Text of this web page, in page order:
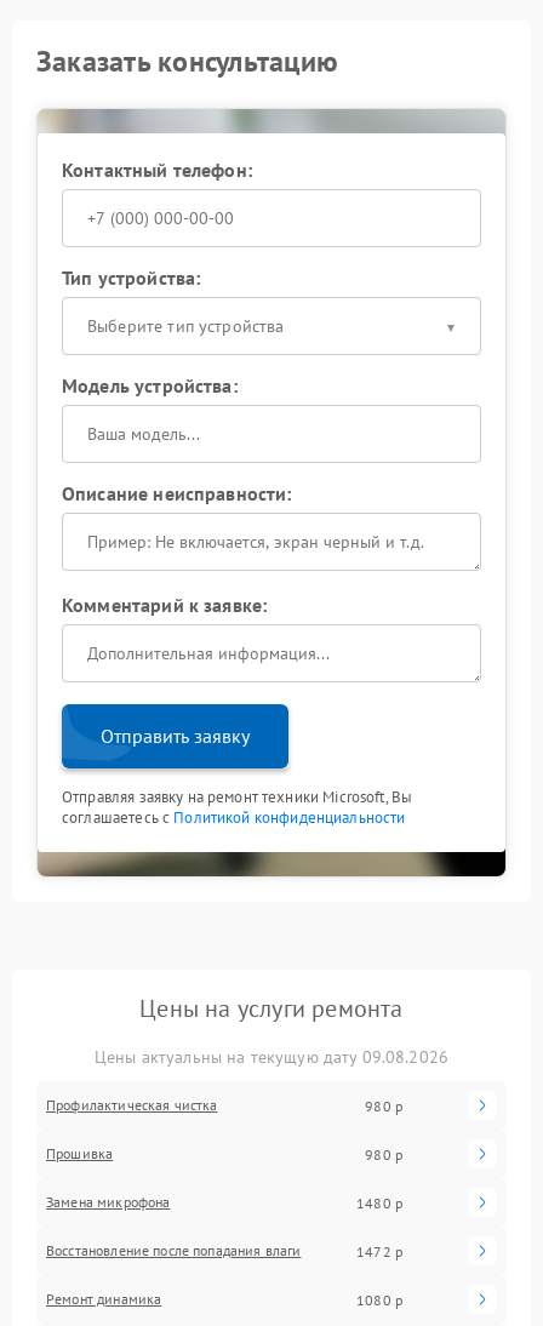
Заказать консультацию
Контактный телефон:
Тип устройства:
Выберите тип устройства
Модель устройства:
Описание неисправности:
Комментарий к заявке:
Отправить заявку
Отправляя заявку на ремонт техники Microsoft, Вы
соглашаетесь с Политикой конфиденциальности
Цены на услуги ремонта
Цены актуальны на текущую дату 09.08.2026
Профилактическая чистка 980 р
Прошивка 980 р
Замена микрофона 1480 р
Восстановление после попадания влаги 1472 р
Ремонт динамика 1080 р